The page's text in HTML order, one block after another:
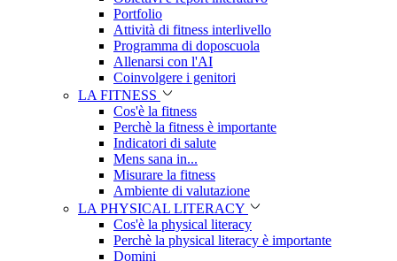
Portfolio
Attività di fitness interlivello
Programma di doposcuola
Allenarsi con l'AI
Coinvolgere i genitori
LA FITNESS
Cos'è la fitness
Perchè la fitness è importante
Indicatori di salute
Mens sana in...
Misurare la fitness
Ambiente di valutazione
LA PHYSICAL LITERACY
Cos'è la physical literacy
Perchè la physical literacy è importante
Domini